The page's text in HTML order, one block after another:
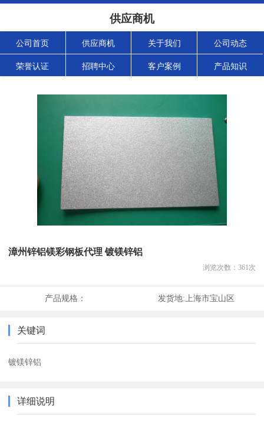
供应商机
公司首页 供应商机 关于我们 公司动态
荣誉认证 招聘中心 客户案例 产品知识
漳州锌铝镁彩钢板代理 镀镁锌铝
浏览次数： 361次
产品规格： 发货地: 上海市宝山区
关键词
镀镁锌铝
详细说明